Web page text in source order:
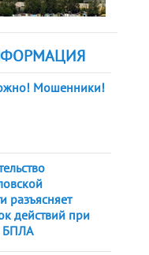
Мошенники!
разъясняет
действий при
БПЛА